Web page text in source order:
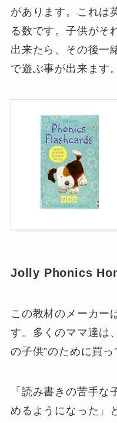
があります。これは
る数です。子供がそ
出来たら、その後一
で遊ぶ事が出来ます。
Jolly Phonics
この教材のメーカー
す。多くのママ達は
の子供”のために買っ
「読み書きの苦手
めるようになった」